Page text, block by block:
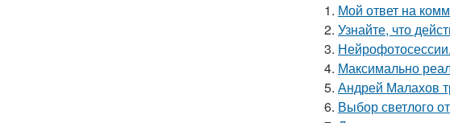
1. Мой ответ на
2. Узнайте, что
3.
4. Максимально
5. Андрей Малахов
6. Выбор светлого